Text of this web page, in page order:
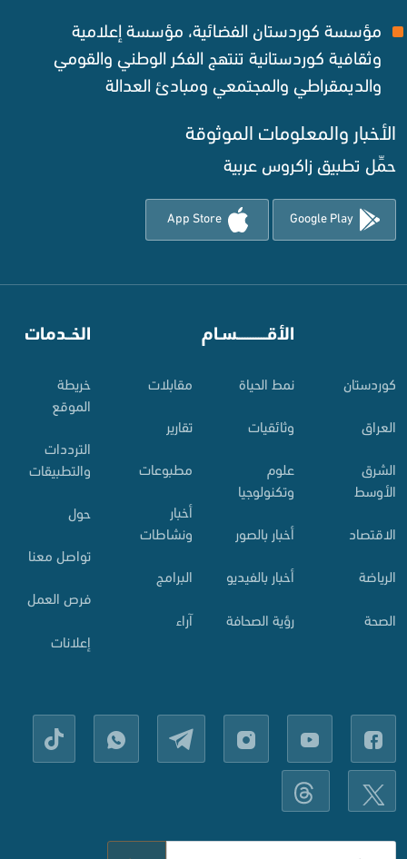
مؤسسة كوردستان الفضائية، مؤسسة إعلامية
وثقافية كوردستانية تنتهج الفكر الوطني والقومي
والديمقراطي والمجتمعي ومبادئ العدالة ‌
الأخبار والمعلومات الموثوقة‌
حمِّل تطبيق زاكروس عربية
Google Play
App Store
کوردستان
العراق
الشرق
الأوسط
الاقتصاد
الرياضة
الصحة
الأقـــــــــــسـام
نمط الحياة
وثائقيات
علوم
وتكنولوجيا
أخبار بالصور
أخبار بالفيديو
رؤية الصحافة
مقابلات
تقارير
مطبوعات
أخبار
ونشاطات
البرامج
آراء
الخــدمات
خريطة
الموقع
الترددات
والتطبيقات
حول
تواصل معنا
فرص العمل
إعلانات